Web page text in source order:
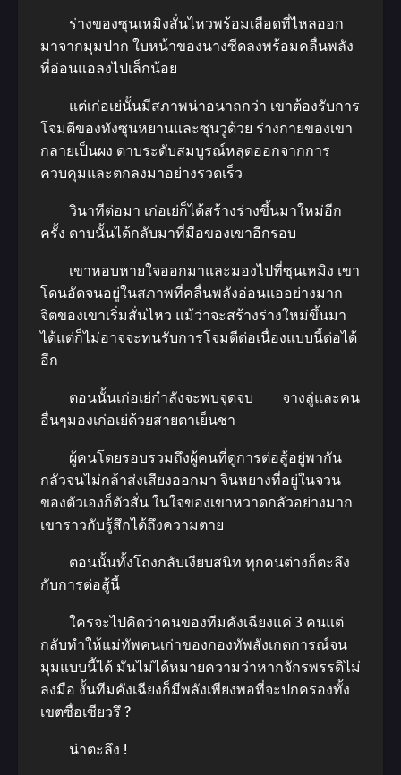
ร่างของซุนเหมิงสั่นไหวพร้อมเลือดที่ไหลออก
มาจากมุมปาก ใบหน้าของนางซีดลงพร้อมคลื่นพลัง
ที่อ่อนแอลงไปเล็กน้อย
แต่เก่อเย่นั้นมีสภาพน่าอนาถกว่า เขาต้องรับการ
โจมตีของทังซุนหยานและซุนวูด้วย ร่างกายของเขา
กลายเป็นผง ดาบระดับสมบูรณ์หลุดออกจากการ
ควบคุมและตกลงมาอย่างรวดเร็ว
วินาทีต่อมา เก่อเย่ก็ได้สร้างร่างขึ้นมาใหม่อีก
ครั้ง ดาบนั้นได้กลับมาที่มือของเขาอีกรอบ
เขาหอบหายใจออกมาและมองไปที่ซุนเหมิง เขา
โดนอัดจนอยู่ในสภาพที่คลื่นพลังอ่อนแออย่างมาก
จิตของเขาเริ่มสั่นไหว แม้ว่าจะสร้างร่างใหม่ขึ้นมา
ได้แต่ก็ไม่อาจจะทนรับการโจมตีต่อเนื่องแบบนี้ต่อได้
อีก
ตอนนั้นเก่อเย่กำลังจะพบจุดจบ จางลู่และคน
อื่นๆมองเก่อเย่ด้วยสายตาเย็นชา
ผู้คนโดยรอบรวมถึงผู้คนที่ดูการต่อสู้อยู่พากัน
กลัวจนไม่กล้าส่งเสียงออกมา จินหยางที่อยู่ในจวน
ของตัวเองก็ตัวสั่น ในใจของเขาหวาดกลัวอย่างมาก
เขาราวกับรู้สึกได้ถึงความตาย
ตอนนั้นทั้งโถงกลับเงียบสนิท ทุกคนต่างก็ตะลึง
กับการต่อสู้นี้
ใครจะไปคิดว่าคนของทีมคังเฉียงแค่ 3 คนแต่
กลับทำให้แม่ทัพคนเก่าของกองทัพสังเกตการณ์จน
มุมแบบนี้ได้ มันไม่ได้หมายความว่าหากจักรพรรดิไม่
ลงมือ งั้นทีมคังเฉียงก็มีพลังเพียงพอที่จะปกครองทั้ง
เขตซื่อเซียวรึ ?
น่าตะลึง !